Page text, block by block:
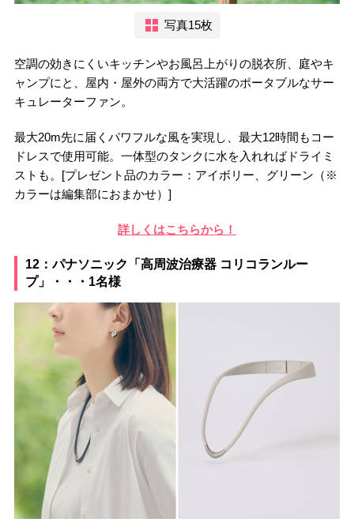
写真15枚
空調の効きにくいキッチンやお風呂上がりの脱衣所、庭やキ
ャンプにと、屋内・屋外の両方で大活躍のポータブルなサー
キュレーターファン。
最大20m先に届くパワフルな風を実現し、最大12時間もコー
ドレスで使用可能。一体型のタンクに水を入れればドライミ
ストも。[プレゼント品のカラー：アイボリー、グリーン（※
カラーは編集部におまかせ）]
詳しくはこちらから！
12：パナソニック「高周波治療器 コリコランルー
プ」・・・1名様